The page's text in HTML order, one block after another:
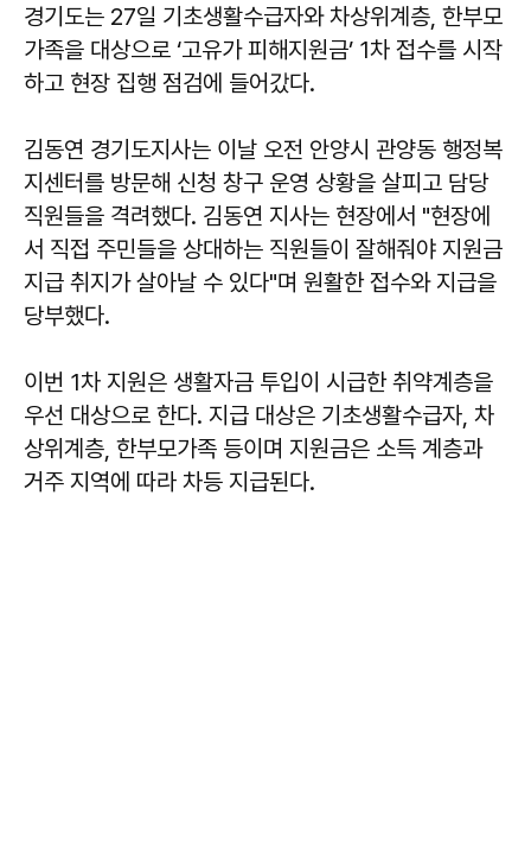
경기도는 27일 기초생활수급자와 차상위계층, 한부모
가족을 대상으로 ‘고유가 피해지원금’ 1차 접수를 시작
하고 현장 집행 점검에 들어갔다.
김동연 경기도지사는 이날 오전 안양시 관양동 행정복
지센터를 방문해 신청 창구 운영 상황을 살피고 담당
직원들을 격려했다. 김동연 지사는 현장에서 "현장에
서 직접 주민들을 상대하는 직원들이 잘해줘야 지원금
지급 취지가 살아날 수 있다"며 원활한 접수와 지급을
당부했다.
이번 1차 지원은 생활자금 투입이 시급한 취약계층을
우선 대상으로 한다. 지급 대상은 기초생활수급자, 차
상위계층, 한부모가족 등이며 지원금은 소득 계층과
거주 지역에 따라 차등 지급된다.